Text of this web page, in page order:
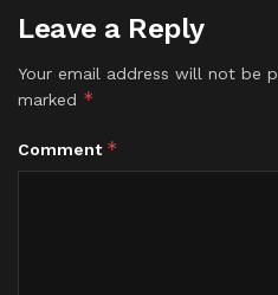
Leave a Reply
Your email address will not be
marked *
Comment *